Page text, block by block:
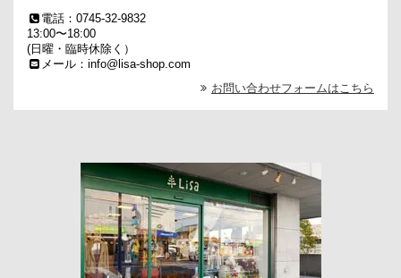
電話：0745-32-9832
13:00〜18:00
(日曜・臨時休除く）
メール：info@lisa-shop.com
お問い合わせフォームはこちら